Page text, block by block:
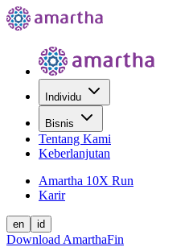
Individu
Bisnis
Tentang Kami
Keberlanjutan
Amartha 10X Run
Karir
en id
Download AmarthaFin